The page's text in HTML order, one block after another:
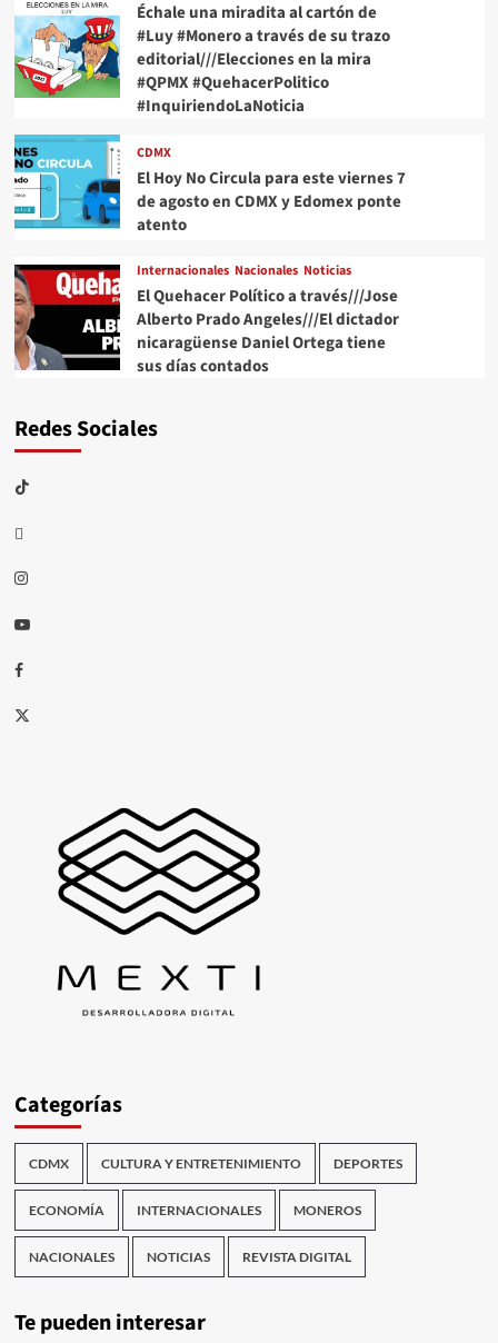
Échale una miradita al cartón de
#Luy #Monero a través de su trazo
editorial///Elecciones en la mira
#QPMX #QuehacerPolitico
#InquiriendoLaNoticia
CDMX
El Hoy No Circula para este viernes 7
de agosto en CDMX y Edomex ponte
atento
Internacionales Nacionales Noticias
El Quehacer Político a través///Jose
Alberto Prado Angeles///El dictador
nicaragüense Daniel Ortega tiene
sus días contados
Redes Sociales
TikTok
threads
Instagram
Youtube
Facebook
X
Categorías
CDMX CULTURA Y ENTRETENIMIENTO DEPORTES
ECONOMÍA INTERNACIONALES MONEROS
NACIONALES NOTICIAS REVISTA DIGITAL
Te pueden interesar